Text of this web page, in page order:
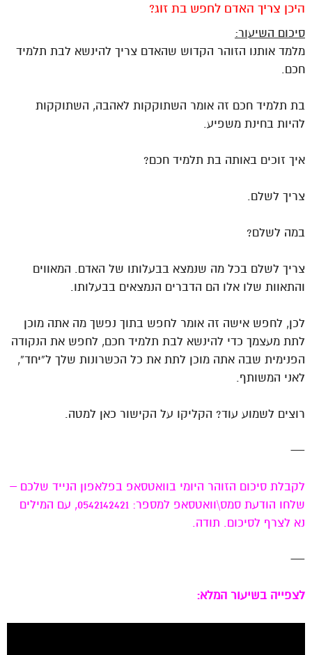
היכן צריך האדם לחפש בת זוג?
סיכום השיעור:
מלמד אותנו הזוהר הקדוש שהאדם צריך להינשא לבת תלמיד
חכם.
בת תלמיד חכם זה אומר השתוקקות לאהבה, השתוקקות
להיות בחינת משפיע.
איך זוכים באותה בת תלמיד חכם?
צריך לשלם.
במה לשלם?
צריך לשלם בכל מה שנמצא בבעלותו של האדם. המאווים
והתאוות שלו אלו הם הדברים הנמצאים בבעלותו.
לכן, לחפש אישה זה אומר לחפש בתוך נפשך מה אתה מוכן
לתת מעצמך כדי להינשא לבת תלמיד חכם, לחפש את הנקודה
הפנימית שבה אתה מוכן לתת את כל הכשרונות שלך ל”יחד”,
לאני המשותף.
רוצים לשמוע עוד? הקליקו על הקישור כאן למטה.
—
לקבלת סיכום הזוהר היומי בוואטסאפ בפלאפון הנייד שלכם –
שלחו הודעת סמס\וואטסאפ למספר: 0542142421, עם המילים
נא לצרף לסיכום. תודה.
—
לצפייה בשיעור המלא: